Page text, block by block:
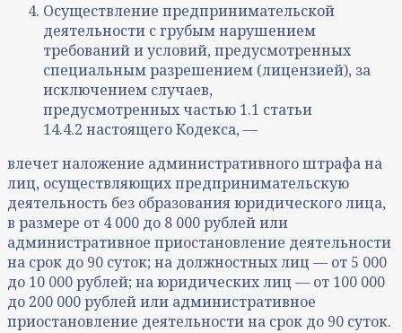
Осуществление предпринимательской
деятельности с грубым нарушением
требований и условий, предусмотренных
специальным разрешением (лицензией), за
исключением случаев,
предусмотренных частью 1.1 статьи
14.4.2 настоящего Кодекса, —
влечет наложение административного штрафа на
лиц, осуществляющих предпринимательскую
деятельность без образования юридического лица,
в размере от 4 000 до 8 000 рублей или
административное приостановление деятельности
на срок до 90 суток; на должностных лиц — от 5 000
до 10 000 рублей; на юридических лиц — от 100 000
до 200 000 рублей или административное
приостановление деятельности на срок до 90 суток.